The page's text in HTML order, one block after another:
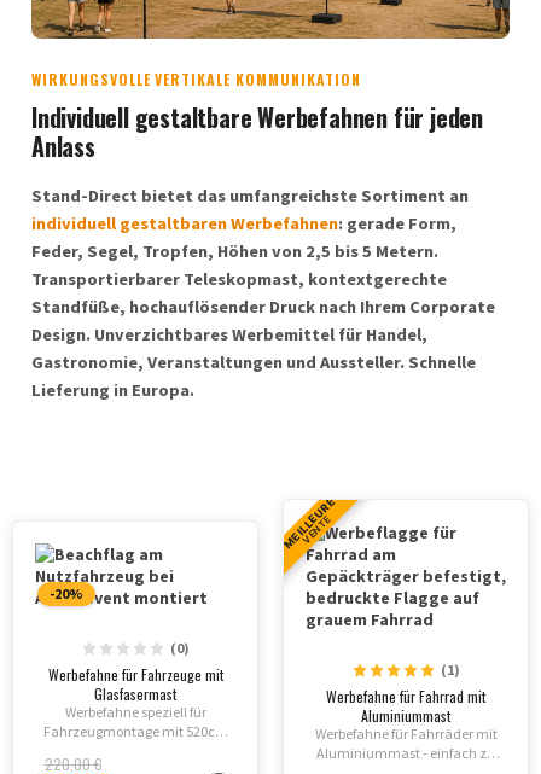
WIRKUNGSVOLLE VERTIKALE KOMMUNIKATION
Individuell gestaltbare Werbefahnen für jeden
Anlass
Stand-Direct bietet das umfangreichste Sortiment an
individuell gestaltbaren Werbefahnen: gerade Form,
Feder, Segel, Tropfen, Höhen von 2,5 bis 5 Metern.
Transportierbarer Teleskopmast, kontextgerechte
Standfüße, hochauflösender Druck nach Ihrem Corporate
Design. Unverzichtbares Werbemittel für Handel,
Gastronomie, Veranstaltungen und Aussteller. Schnelle
Lieferung in Europa.
-20%
(0)
Werbefahne für Fahrzeuge mit
Glasfasermast
Werbefahne speziell für
Fahrzeugmontage mit 520cm
Sichere Fixierung ohne
220,00 €
(1)
Werbefahne für Fahrrad mit
Aluminiummast
Werbefahne für Fahrräder mit
Aluminiummast - einfach zu
MEILLEURE
VENTE